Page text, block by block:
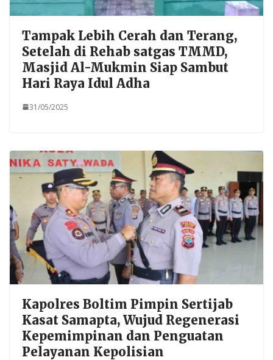
Tampak Lebih Cerah dan Terang,
Setelah di Rehab satgas TMMD,
Masjid Al-Mukmin Siap Sambut
Hari Raya Idul Adha
31/05/2025
Kapolres Boltim Pimpin Sertijab
Kasat Samapta, Wujud Regenerasi
Kepemimpinan dan Penguatan
Pelayanan Kepolisian